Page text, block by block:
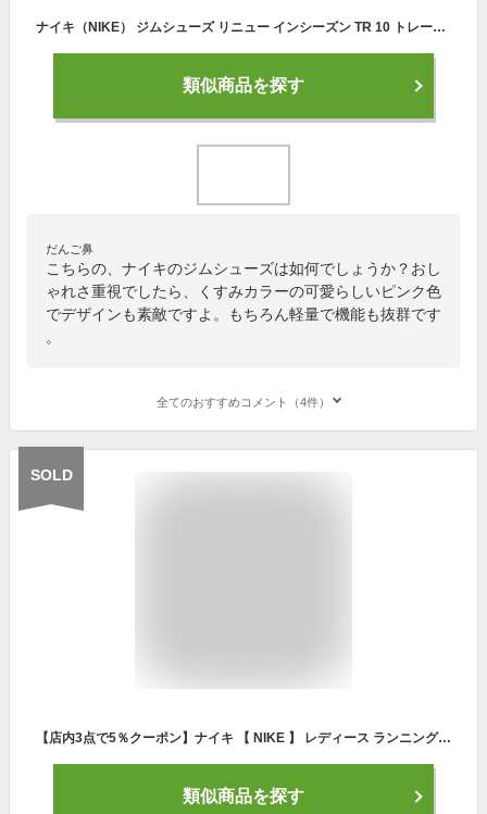
ナイキ（NIKE） ジムシューズ リニュー インシーズン TR 10 トレーニングシューズ CK2576-501 スニーカー （レディース）
類似商品を探す
だんご鼻
こちらの、ナイキのジムシューズは如何でしょうか？おし
ゃれさ重視でしたら、くすみカラーの可愛らしいピンク色
でデザインも素敵ですよ。もちろん軽量で機能も抜群です
。
全てのおすすめコメント（4件）
SOLD
【店内3点で5％クーポン】ナイキ 【 NIKE 】 レディース ランニングシューズ エアズームストラクチャー 23 2021年春夏新色【 CZ6720 AIR ZOOM STRUCTURE トレーニングシューズ ランニング 練習 フィットネス ピンク 】【あす楽対応】【メール便不可】[物流]
類似商品を探す